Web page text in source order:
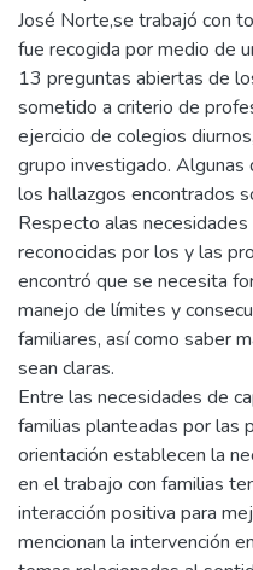
José Norte,se trabajó con
fue recogida por medio de
13 preguntas abiertas de
sometido a criterio de
ejercicio de colegios
grupo investigado. Algunas
los hallazgos encontrados
Respecto alas
reconocidas por los y las
encontró que se necesita
manejo de límites y
familiares, así como saber
sean claras.
Entre las necesidades de
familias planteadas por las
orientación establecen la
en el trabajo con familias
interacción positiva para
mencionan la intervención